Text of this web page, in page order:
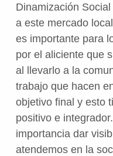
Dinamización
a este mercado
es importante para
por el aliciente que
al llevarlo a la
trabajo que hacen
objetivo final y esto
positivo e
importancia dar
atendemos en la